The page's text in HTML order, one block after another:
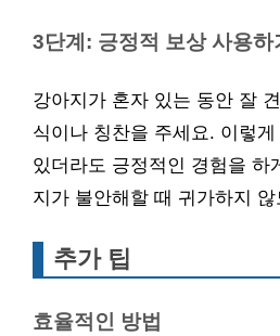
3단계: 긍정적 보상 사용하
강아지가 혼자 있는 동안 잘
식이나 칭찬을 주세요. 이렇
있더라도 긍정적인 경험을 하
지가 불안해할 때 귀가하지
추가 팁
효율적인 방법